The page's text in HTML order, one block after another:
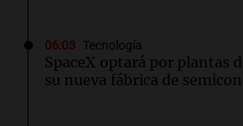
06:03 Tecnología
SpaceX optará por plantas
su nueva fábrica de